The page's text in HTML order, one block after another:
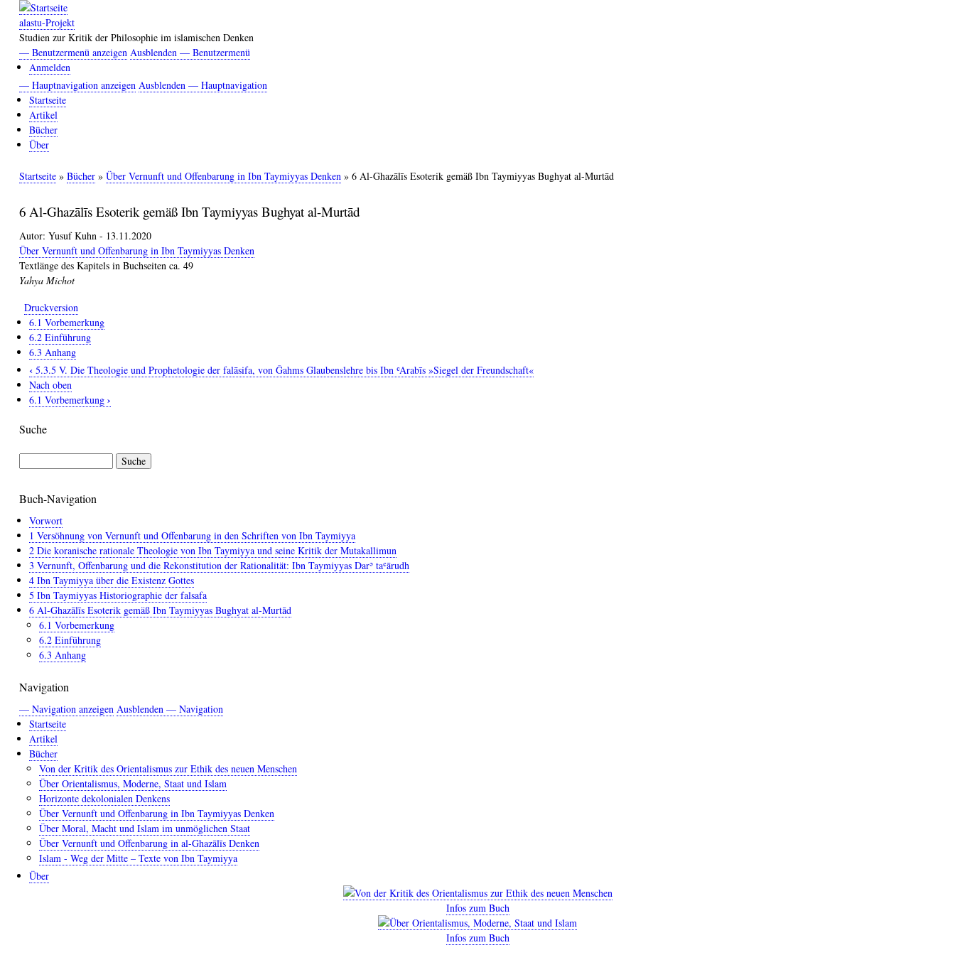
Direkt
Inhalt
alastu-Projekt
Studien zur Kritik der Philosophie im islamischen Denken
Benutzermenü
— Benutzermenü anzeigen Ausblenden — Benutzermenü
Anmelden
Hauptnavigation
— Hauptnavigation anzeigen Ausblenden — Hauptnavigation
Startseite
Artikel
Bücher
Über
Pfadnavigation
Startseite Bücher Über Vernunft und Offenbarung in Ibn Taymiyyas Denken 6 Al-Ghazālīs Esoterik gemäß Ibn Taymiyyas Bughyat al-Murtād
6 Al-Ghazālīs Esoterik gemäß Ibn Taymiyyas Bughyat al-Murtād
Autor: Yusuf Kuhn - 13.11.2020
Über Vernunft und Offenbarung in Ibn Taymiyyas Denken
Textlänge des Kapitels in Buchseiten ca. 49
Yahya Michot
Druckversion
6.1 Vorbemerkung
6.2 Einführung
6.3 Anhang
Links
für
Blättern
im
Buch
Al-
Ghazālīs
Esoterik
gemäß
Ibn
Taymiyyas
Bughyat
al-
Murtād
‹ 5.3.5 V. Die Theologie und Prophetologie der falāsifa, von Ǧahms Glaubenslehre bis Ibn ʿArabīs »Siegel der Freundschaft«
Nach oben
6.1 Vorbemerkung ›
Suche
Buch-Navigation
Vorwort
1 Versöhnung von Vernunft und Offenbarung in den Schriften von Ibn Taymiyya
2 Die koranische rationale Theologie von Ibn Taymiyya und seine Kritik der Mutakallimun
3 Vernunft, Offenbarung und die Rekonstitution der Rationalität: Ibn Taymiyyas Darʾ taʿārudh
4 Ibn Taymiyya über die Existenz Gottes
5 Ibn Taymiyyas Historiographie der falsafa
6 Al-Ghazālīs Esoterik gemäß Ibn Taymiyyas Bughyat al-Murtād
6.1 Vorbemerkung
6.2 Einführung
6.3 Anhang
Navigation
— Navigation anzeigen Ausblenden — Navigation
Startseite
Artikel
Bücher
Von der Kritik des Orientalismus zur Ethik des neuen Menschen
Über Orientalismus, Moderne, Staat und Islam
Horizonte dekolonialen Denkens
Über Vernunft und Offenbarung in Ibn Taymiyyas Denken
Über Moral, Macht und Islam im unmöglichen Staat
Über Vernunft und Offenbarung in al-Ghazālīs Denken
Islam - Weg der Mitte – Texte von Ibn Taymiyya
Über
Infos zum Buch
Infos zum Buch